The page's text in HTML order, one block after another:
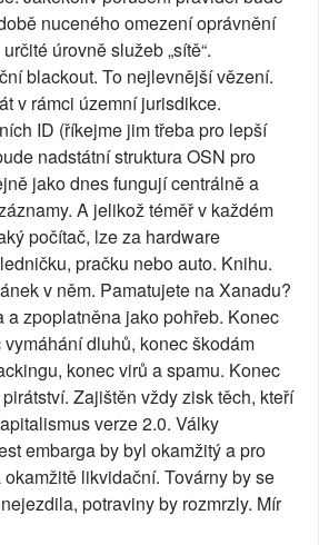
nuceného omezení oprávnění
úrovně služeb „sítě“.
blackout. To nejlevnější vězení.
v rámci územní jurisdikce.
ID (říkejme jim třeba pro lepší
nadstátní struktura OSN pro
jako dnes fungují centrálně a
A jelikož téměř v každém
počítač, lze za hardware
pračku nebo auto. Knihu.
v něm. Pamatujete na Xanadu?
a zpoplatněna jako pohřeb. Konec
dluhů, konec škodám
konec virů a spamu. Konec
Zajištěn vždy zisk těch, kteří
verze 2.0. Války
embarga by byl okamžitý a pro
likvidační. Továrny by se
potraviny by rozmrzly. Mír